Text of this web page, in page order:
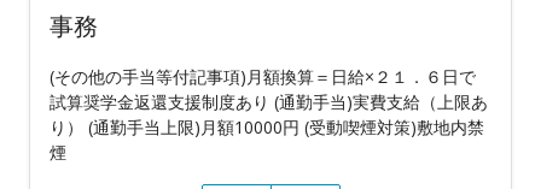
事務
(その他の手当等付記事項)月額換算＝日給×２１．６日で
試算奨学金返還支援制度あり (通勤手当)実費支給（上限あ
り） (通勤手当上限)月額10000円 (受動喫煙対策)敷地内禁
煙